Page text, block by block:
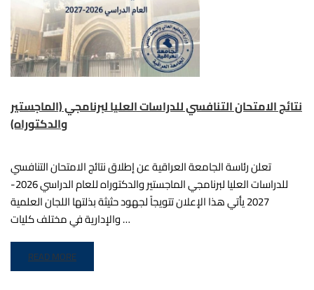
نتائج الامتحان التنافسي للدراسات العليا لبرنامجي (الماجستير
والدكتوراه)
تعلن رئاسة الجامعة العراقية عن إطلاق نتائج الامتحان التنافسي
للدراسات العليا لبرنامجي الماجستير والدكتوراه للعام الدراسي 2026-
2027 يأتي هذا الإعلان تتويجاً لجهود حثيثة بذلتها اللجان العلمية
والإدارية في مختلف كليات …
READ MORE